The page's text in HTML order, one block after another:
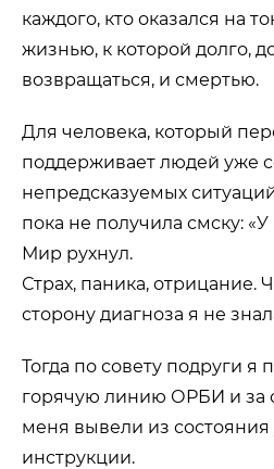
каждого, кто оказался на
жизнью, к которой долго,
возвращаться, и смертью.
Для человека, который
поддерживает людей уже
непредсказуемых
пока не получила смску:
Мир рухнул.
Страх, паника, отрицание.
сторону диагноза я не
Тогда по совету подруги я
горячую линию ОРБИ и за
меня вывели из состояния
инструкции.